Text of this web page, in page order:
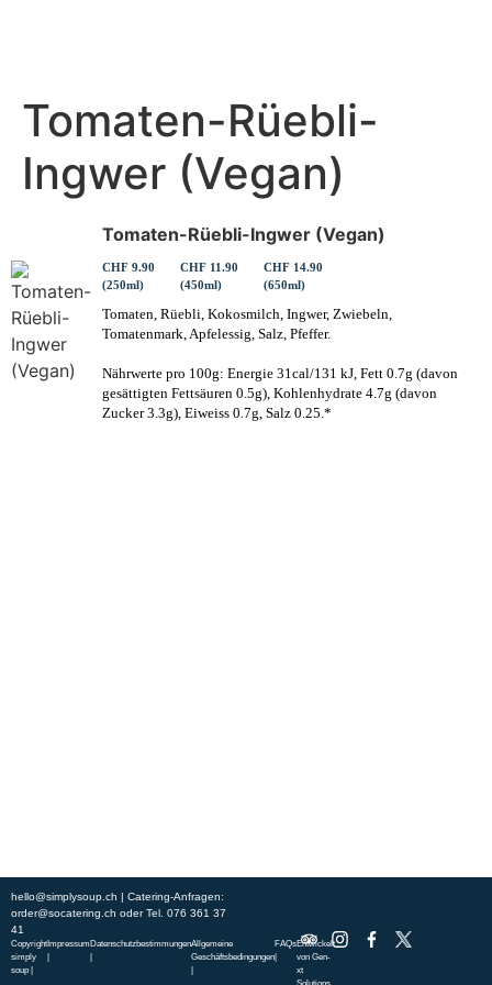
Tomaten-Rüebli-
Ingwer (Vegan)
Tomaten-Rüebli-Ingwer (Vegan)
CHF 9.90
(250ml)
CHF 11.90
(450ml)
CHF 14.90
(650ml)
Tomaten, Rüebli, Kokosmilch, Ingwer, Zwiebeln,
Tomatenmark, Apfelessig, Salz, Pfeffer.
Nährwerte pro 100g: Energie 31cal/131 kJ, Fett 0.7g (davon
gesättigten Fettsäuren 0.5g), Kohlenhydrate 4.7g (davon
Zucker 3.3g), Eiweiss 0.7g, Salz 0.25.*
hello@simplysoup.ch | Catering-Anfragen:
order@socatering.ch oderTel. 076 361 37
41
Copyright
simply
soup |
ImpressumDatenschutzbestimmungenAllgemeine
Geschäftsbedingungen
FAQsEntwickelt
von Gen-
xt